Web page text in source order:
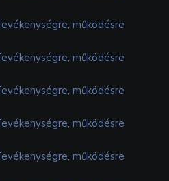
működésre
működésre
működésre
működésre
működésre